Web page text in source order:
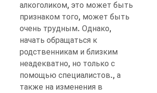
алкоголиком, это может быть
признаком того, может быть
очень трудным. Однако,
начать обращаться к
родственникам и близким
неадекватно, но только с
помощью специалистов., а
также на изменения в